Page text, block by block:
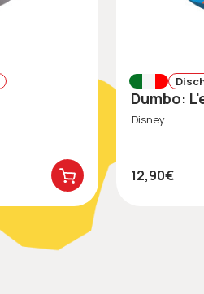
Dumbo:
Disney
12,90€